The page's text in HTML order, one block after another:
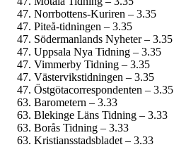
Norrbottens-Kuriren – 3.35
Piteå-tidningen – 3.35
Söderman­lands Nyheter – 3.35
Uppsala Nya Tidning – 3.35
Vimmerby Tidning – 3.35
Västervikstidningen – 3.35
Östgöta­correspondenten – 3.35
Barometern – 3.33
Blekinge Läns Tidning – 3.33
Borås Tidning – 3.33
Kristiansstadsbladet – 3.33